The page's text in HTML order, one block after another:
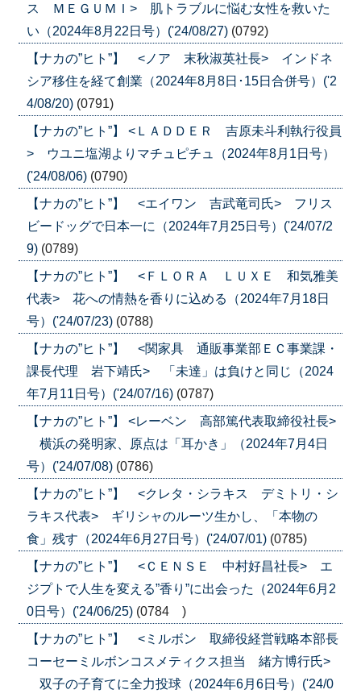
ス ＭＥＧＵＭＩ> 肌トラブルに悩む女性を救いた
い（2024年8月22日号）('24/08/27) (0792)
【ナカの”ヒト”】 <ノア 末秋淑英社長> インドネ
シア移住を経て創業（2024年8月8日･15日合併号）('2
4/08/20) (0791)
【ナカの”ヒト”】 <ＬＡＤＤＥＲ 吉原未斗利執行役員
> ウユニ塩湖よりマチュピチュ（2024年8月1日号）
('24/08/06) (0790)
【ナカの”ヒト”】 <エイワン 吉武竜司氏> フリス
ビードッグで日本一に（2024年7月25日号）('24/07/2
9) (0789)
【ナカの”ヒト”】 <ＦＬＯＲＡ ＬＵＸＥ 和気雅美
代表> 花への情熱を香りに込める（2024年7月18日
号）('24/07/23) (0788)
【ナカの”ヒト”】 <関家具 通販事業部ＥＣ事業課・
課長代理 岩下靖氏> 「未達」は負けと同じ（2024
年7月11日号）('24/07/16) (0787)
【ナカの”ヒト”】 <レーベン 高部篤代表取締役社長>
横浜の発明家、原点は「耳かき」（2024年7月4日
号）('24/07/08) (0786)
【ナカの”ヒト”】 <クレタ・シラキス デミトリ・シ
ラキス代表> ギリシャのルーツ生かし、「本物の
食」残す（2024年6月27日号）('24/07/01) (0785)
【ナカの”ヒト”】 <ＣＥＮＳＥ 中村好昌社長> エ
ジプトで人生を変える”香り”に出会った（2024年6月2
0日号）('24/06/25) (0784 )
【ナカの”ヒト”】 <ミルボン 取締役経営戦略本部長
コーセーミルボンコスメティクス担当 緒方博行氏>
双子の子育てに全力投球（2024年6月6日号）('24/0